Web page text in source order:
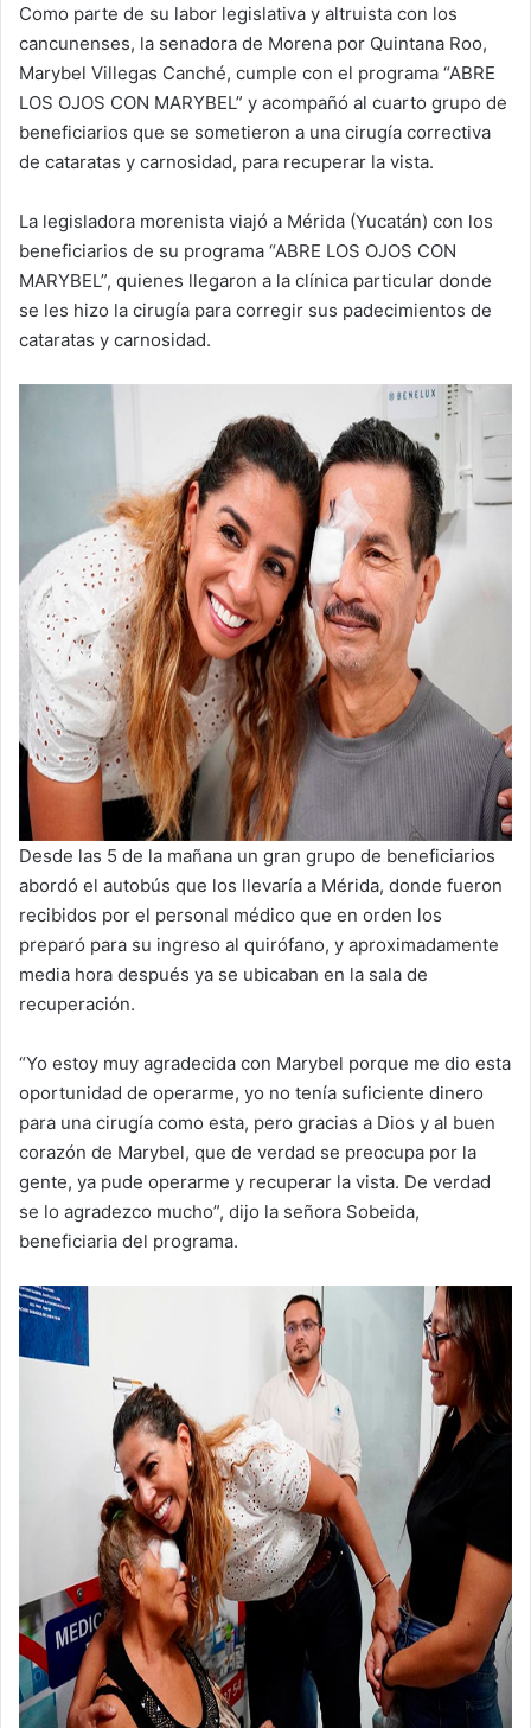
Como parte de su labor legislativa y altruista con los
cancunenses, la senadora de Morena por Quintana Roo,
Marybel Villegas Canché, cumple con el programa “ABRE
LOS OJOS CON MARYBEL” y acompañó al cuarto grupo de
beneficiarios que se sometieron a una cirugía correctiva
de cataratas y carnosidad, para recuperar la vista.
La legisladora morenista viajó a Mérida (Yucatán) con los
beneficiarios de su programa “ABRE LOS OJOS CON
MARYBEL”, quienes llegaron a la clínica particular donde
se les hizo la cirugía para corregir sus padecimientos de
cataratas y carnosidad.
Desde las 5 de la mañana un gran grupo de beneficiarios
abordó el autobús que los llevaría a Mérida, donde fueron
recibidos por el personal médico que en orden los
preparó para su ingreso al quirófano, y aproximadamente
media hora después ya se ubicaban en la sala de
recuperación.
“Yo estoy muy agradecida con Marybel porque me dio esta
oportunidad de operarme, yo no tenía suficiente dinero
para una cirugía como esta, pero gracias a Dios y al buen
corazón de Marybel, que de verdad se preocupa por la
gente, ya pude operarme y recuperar la vista. De verdad
se lo agradezco mucho”, dijo la señora Sobeida,
beneficiaria del programa.